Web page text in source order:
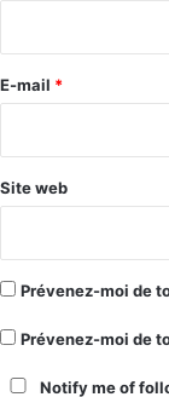
e
E-mail *
Site web
Prévenez-moi de
Prévenez-moi de
Notify me of